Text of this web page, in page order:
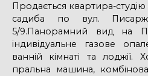
Продається квартира-
садиба по вул.
5/9.Панорамний вид на
індивідуальне газове
ванній кімнаті та лоджії.
пральна машина,